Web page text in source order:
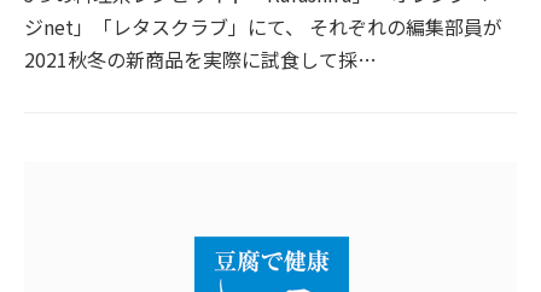
ジnet」「レタスクラブ」にて、 それぞれの編集部員が
2021秋冬の新商品を実際に試食して採…